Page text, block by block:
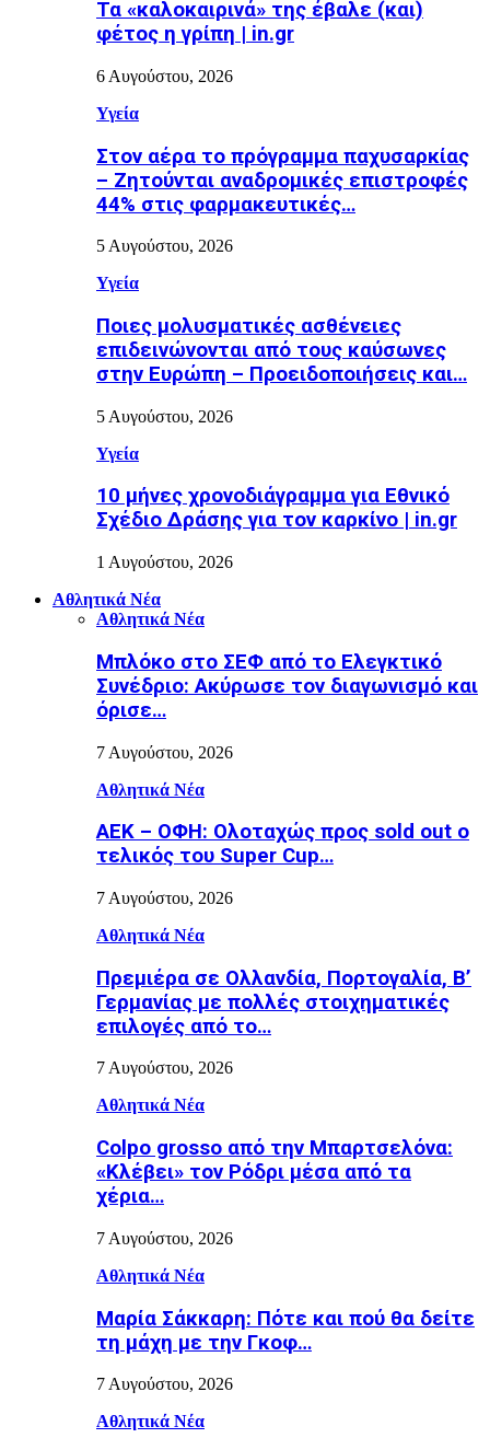
Τα «καλοκαιρινά» της έβαλε (και)
φέτος η γρίπη | in.gr
6 Αυγούστου, 2026
Υγεία
Στον αέρα το πρόγραμμα παχυσαρκίας
– Ζητούνται αναδρομικές επιστροφές
44% στις φαρμακευτικές…
5 Αυγούστου, 2026
Υγεία
Ποιες μολυσματικές ασθένειες
επιδεινώνονται από τους καύσωνες
στην Ευρώπη – Προειδοποιήσεις και…
5 Αυγούστου, 2026
Υγεία
10 μήνες χρονοδιάγραμμα για Εθνικό
Σχέδιο Δράσης για τον καρκίνο | in.gr
1 Αυγούστου, 2026
Αθλητικά Νέα
Αθλητικά Νέα
Μπλόκο στο ΣΕΦ από το Ελεγκτικό
Συνέδριο: Ακύρωσε τον διαγωνισμό και
όρισε…
7 Αυγούστου, 2026
Αθλητικά Νέα
ΑΕΚ – ΟΦΗ: Ολοταχώς προς sold out ο
τελικός του Super Cup…
7 Αυγούστου, 2026
Αθλητικά Νέα
Πρεμιέρα σε Ολλανδία, Πορτογαλία, Β’
Γερμανίας με πολλές στοιχηματικές
επιλογές από το…
7 Αυγούστου, 2026
Αθλητικά Νέα
Colpo grosso από την Μπαρτσελόνα:
«Κλέβει» τον Ρόδρι μέσα από τα
χέρια…
7 Αυγούστου, 2026
Αθλητικά Νέα
Μαρία Σάκκαρη: Πότε και πού θα δείτε
τη μάχη με την Γκοφ…
7 Αυγούστου, 2026
Αθλητικά Νέα